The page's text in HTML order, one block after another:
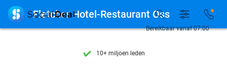
7 dagen per week beschikbaarBereikbaar vanaf 07:00
 Fletcher Hotel-Restaurant Oss